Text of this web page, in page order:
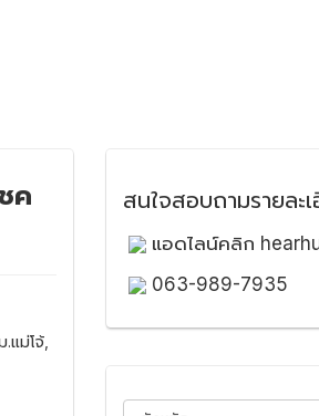
ค
แม่โจ้,
สนใจสอบถามรายละ
แอดไลน์คลิก
063-989-7935